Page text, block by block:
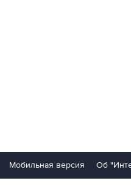
Мобильная версия Об